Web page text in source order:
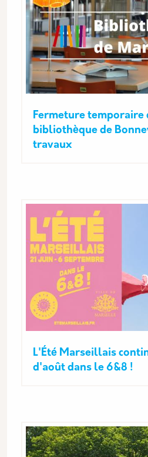
Fermeture temporaire
bibliothèque de
travaux
L'Été Marseillais
d'août dans le 6&8 !